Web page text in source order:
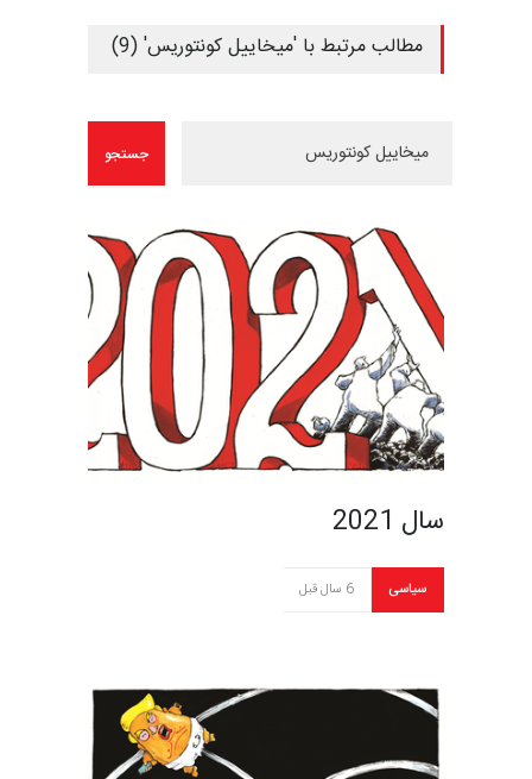
مطالب مرتبط با 'میخاییل کونتوریس' (9)
سال 2021
سیاسی 6 سال قبل